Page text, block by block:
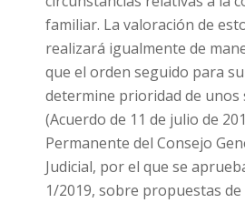
familiar. La valoración de
realizará igualmente de
que el orden seguido para
determine prioridad de
(Acuerdo de 11 de julio de
Permanente del Consejo
Judicial, por el que se
1/2019, sobre propuestas